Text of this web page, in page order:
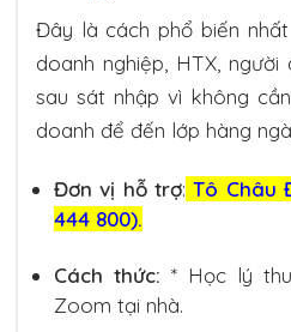
Đây là cách phổ biến
doanh nghiệp, HTX, người
sau sát nhập vì không
doanh để đến lớp hàng
Đơn vị hỗ trợ: Tô Châu
444 800).
Cách thức: * Học lý
Zoom tại nhà.